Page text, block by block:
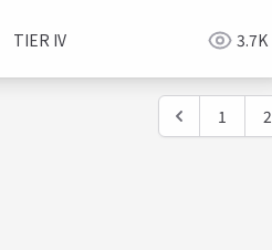
TIER IV 3.7K
1 2